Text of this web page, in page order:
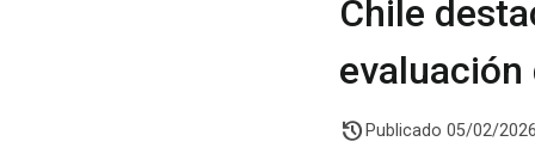
Chile
history Publicado 05/02/2026